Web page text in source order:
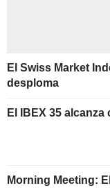
El Swiss Market
desploma
El IBEX 35
Morning Meeting: